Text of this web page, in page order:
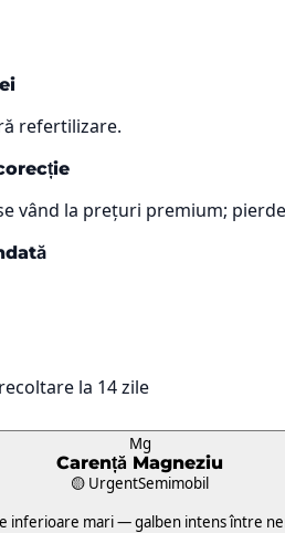
refertilizare.
vând la prețuri premium;
la 14 zile
Mg
Carență Magneziu
🟡 UrgentSemimobil
inferioare mari — galben intens între